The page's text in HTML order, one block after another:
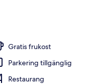
Gratis frukost
Parkering tillgänglig
Restaurang